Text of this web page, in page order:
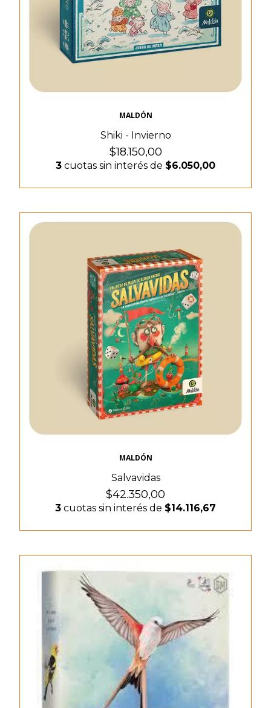
MALDÓN
Shiki - Invierno
$18.150,00
3 cuotas sin interés de $6.050,00
MALDÓN
Salvavidas
$42.350,00
3 cuotas sin interés de $14.116,67